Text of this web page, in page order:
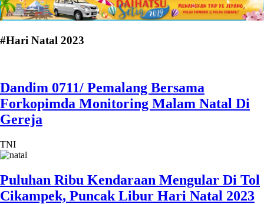
#Hari Natal 2023
Dandim 0711/ Pemalang Bersama
Forkopimda Monitoring Malam Natal Di
Gereja
TNI
Puluhan Ribu Kendaraan Mengular Di Tol
Cikampek, Puncak Libur Hari Natal 2023